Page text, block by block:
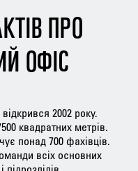
ПРО
ОФІС
2002 року.
квадратних метрів.
понад 700 фахівців.
всіх основних